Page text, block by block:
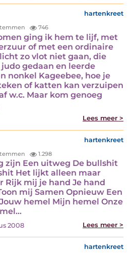
hartenkreet
746
ging ik hem te lijf, met
of met een ordinaire
zo vlot niet gaan, die
gedaan en leerde
nonkel Kageebee, hoe je
of katten kan verzuipen
w.c. Maar kom genoeg
Lees meer >
hartenkreet
1.298
zijn Een uitweg De bullshit
Het lijkt alleen maar
Rijk mij je hand Je hand
mij Samen Opnieuw Een
hemel Mijn hemel Onze
2008 Lees meer >
hartenkreet